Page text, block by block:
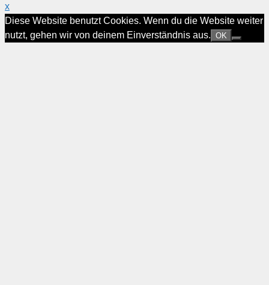
x
Diese Website benutzt Cookies. Wenn du die Website weiter
nutzt, gehen wir von deinem Einverständnis aus. OK